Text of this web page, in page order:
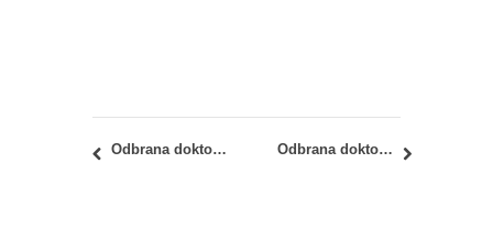
Odbrana doktorske disertacije: Jelena Mihajlović, dipl.inž.arh. Odbrana doktorske disertacije: Ognjen Šukalo, mast.inž.arh.